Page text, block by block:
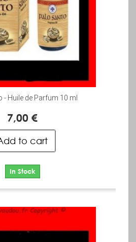
- Huile de Parfum 10 ml
7,00 €
to cart
In Stock